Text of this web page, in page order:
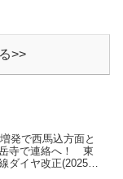
>>
発で西馬込方面と
寺で連絡へ！ 東
ダイヤ改正(2025年